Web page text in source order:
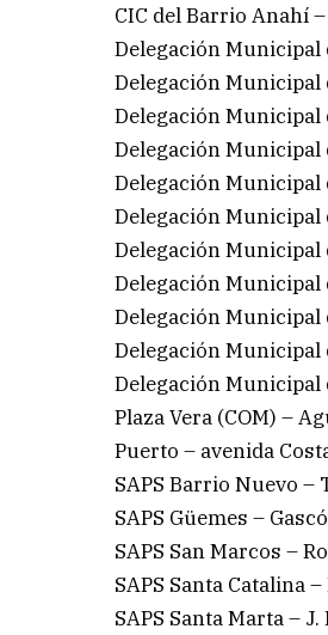
CIC del Barrio Anahí
Delegación Municipal
Delegación Municipal
Delegación
Delegación Municipal
Delegación Municipal
Delegación Municipal
Delegación Municipal
Delegación Municipal
Delegación
Delegación
Delegación Municipal
Plaza Vera (COM) –
Puerto – avenida
SAPS Barrio Nuevo –
SAPS Güemes –
SAPS San Marcos –
SAPS Santa Catalina
SAPS Santa Marta –